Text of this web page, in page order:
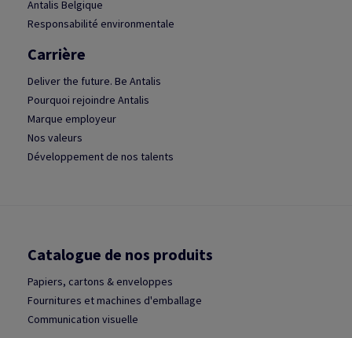
Antalis Belgique
Responsabilité environmentale
Carrière
Deliver the future. Be Antalis
Pourquoi rejoindre Antalis
Marque employeur
Nos valeurs
Développement de nos talents
Catalogue de nos produits
Papiers, cartons & enveloppes
Fournitures et machines d'emballage
Communication visuelle